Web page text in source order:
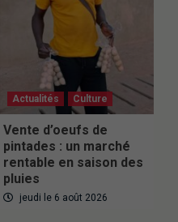
Actualités Culture
Vente d’oeufs de
pintades : un marché
rentable en saison des
pluies
jeudi le 6 août 2026